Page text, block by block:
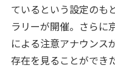
ているという設定のも
ラリーが開催。さらに
による注意アナウンス
存在を見ることができ